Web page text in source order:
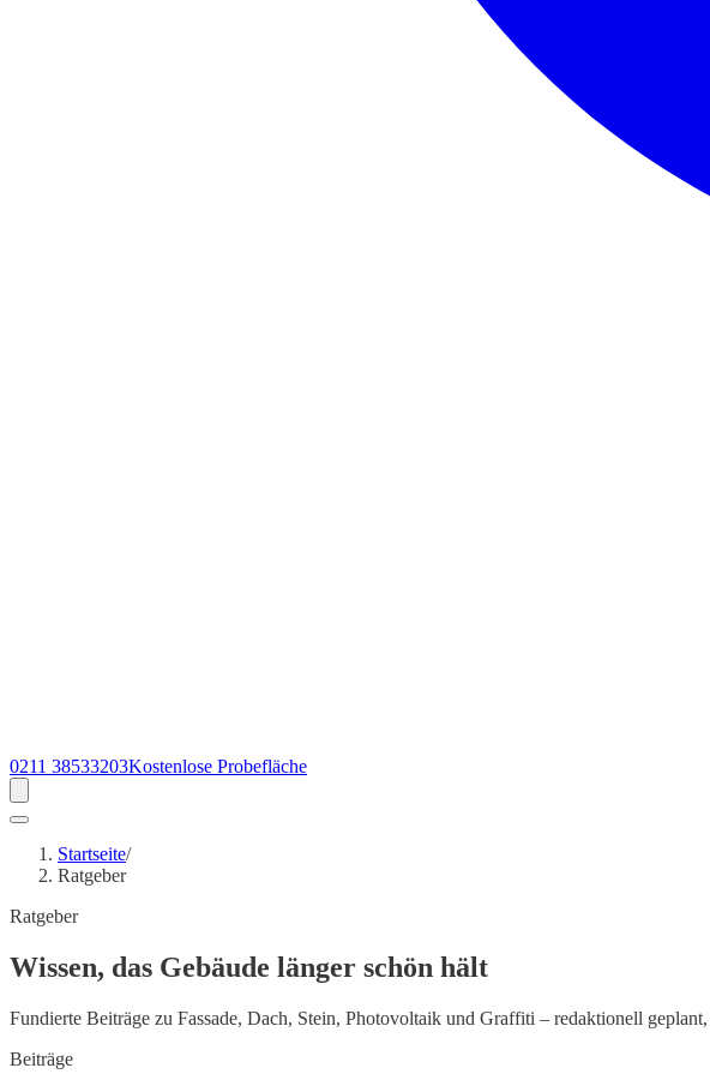
0211 38533203Kostenlose Probefläche
Startseite/
Ratgeber
Ratgeber
Wissen, das Gebäude länger schön hält
Fundierte Beiträge zu Fassade, Dach, Stein, Photovoltaik und Graffiti – redaktionell
Beiträge